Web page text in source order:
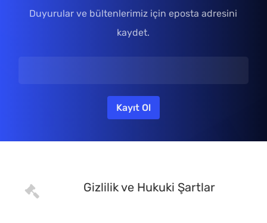
Duyurular ve bültenlerimiz için eposta adresini
kaydet.
Gizlilik ve Hukuki Şartlar